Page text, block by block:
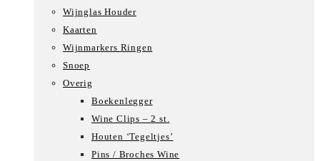
Wijnglas Houder
Kaarten
Wijnmarkers Ringen
Snoep
Overig
Boekenlegger
Wine Clips – 2 st.
Houten ‘Tegeltjes’
Pins / Broches Wine